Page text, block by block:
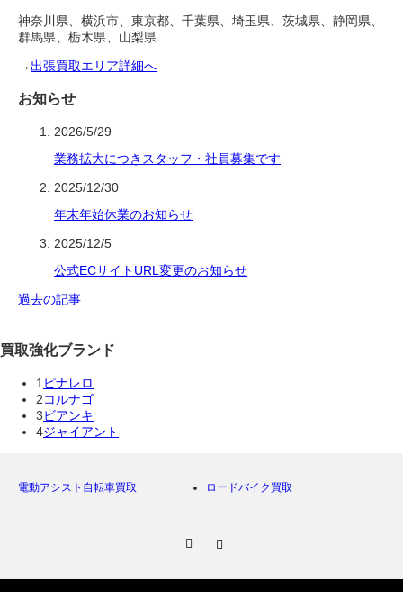
神奈川県、横浜市、東京都、千葉県、埼玉県、茨城県、静岡県、
群馬県、栃木県、山梨県
→出張買取エリア詳細へ
お知らせ
2026/5/29
業務拡大につきスタッフ・社員募集です
2025/12/30
年末年始休業のお知らせ
2025/12/5
公式ECサイトURL変更のお知らせ
過去の記事
買取強化ブランド
1 ピナレロ
2コルナゴ
3ビアンキ
4ジャイアント
電動アシスト自転車買取 ロードバイク買取